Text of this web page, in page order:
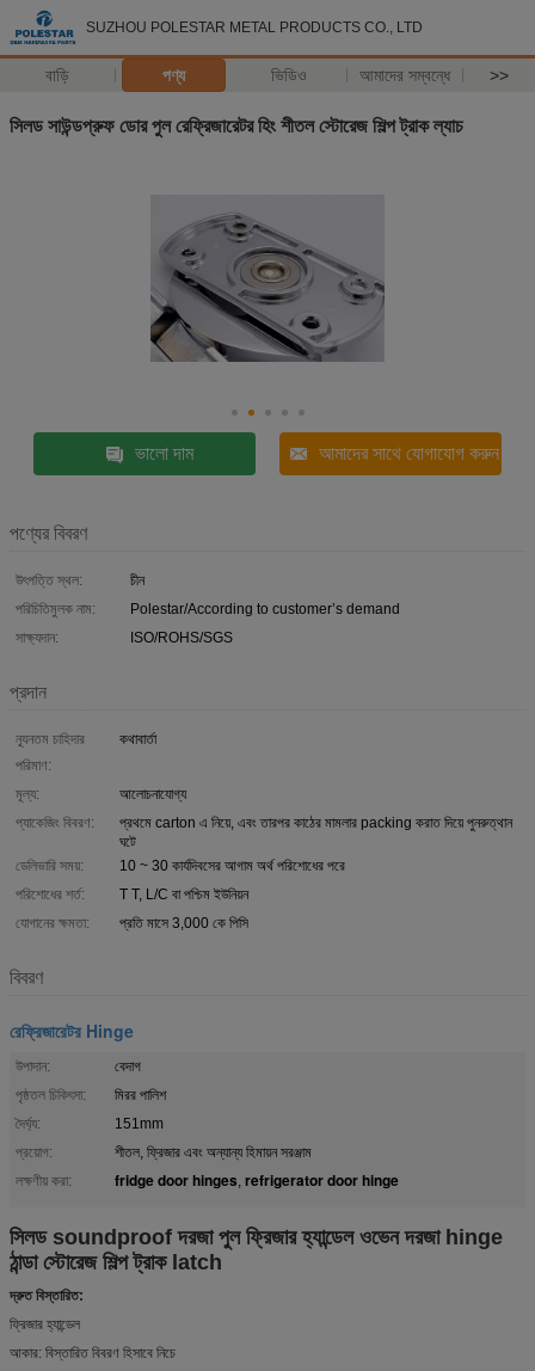
SUZHOU POLESTAR METAL PRODUCTS CO., LTD
বাড়ি পণ্য ভিডিও আমাদের সম্বন্ধে >>
সিলড সাউন্ডপ্রুফ ডোর পুল রেফ্রিজারেটর হিং শীতল স্টোরেজ শিল্প ট্রাক ল্যাচ
ভালো দাম আমাদের সাথে যোগাযোগ করুন
পণ্যের বিবরণ
উৎপত্তি স্থল:
চীন
পরিচিতিমুলক নাম:
Polestar/According to customer’s demand
সাক্ষ্যদান:
ISO/ROHS/SGS
প্রদান
ন্যূনতম চাহিদার
পরিমাণ:
কথাবার্তা
মূল্য:
আলোচনাযোগ্য
প্যাকেজিং বিবরণ:
প্রথমে carton এ নিয়ে, এবং তারপর কাঠের মামলার packing করাত দিয়ে পুনরুত্থান
ঘটে
ডেলিভারি সময়:
10 ~ 30 কার্যদিবসের আগাম অর্থ পরিশোধের পরে
পরিশোধের শর্ত:
T T, L/C বা পশ্চিম ইউনিয়ন
যোগানের ক্ষমতা:
প্রতি মাসে 3,000 কে পিসি
বিবরণ
রেফ্রিজারেটর Hinge
উপাদান:
বেদাগ
পৃষ্ঠতল চিকিৎসা:
মিরর পালিশ
দৈর্ঘ্য:
151mm
প্রয়োগ:
শীতল, ফ্রিজার এবং অন্যান্য হিমায়ন সরঞ্জাম
লক্ষণীয় করা:
fridge door hinges, refrigerator door hinge
সিলড soundproof দরজা পুল ফ্রিজার হ্যান্ডেল ওভেন দরজা hinge
ঠান্ডা স্টোরেজ শিল্প ট্রাক latch
দ্রুত বিস্তারিত:
ফ্রিজার হ্যান্ডেল
আকার: বিস্তারিত বিবরণ হিসাবে নিচে